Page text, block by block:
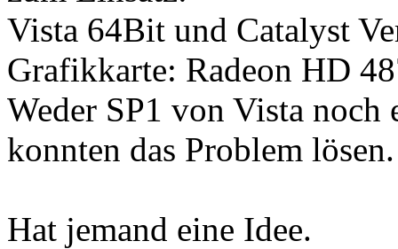
Vista 64Bit und Catalyst
Grafikkarte: Radeon HD
Weder SP1 von Vista
konnten das Problem lösen.
Hat jemand eine Idee.